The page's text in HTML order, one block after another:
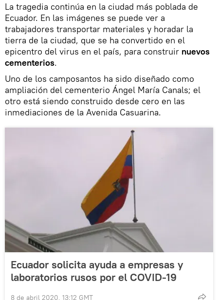
La tragedia continúa en la ciudad más poblada de
Ecuador. En las imágenes se puede ver a
trabajadores transportar materiales y horadar la
tierra de la ciudad, que se ha convertido en el
epicentro del virus en el país, para construir nuevos
cementerios.
Uno de los camposantos ha sido diseñado como
ampliación del cementerio Ángel María Canals; el
otro está siendo construido desde cero en las
inmediaciones de la Avenida Casuarina.
Ecuador solicita ayuda a empresas y
laboratorios rusos por el COVID-19
8 de abril 2020, 13:12 GMT